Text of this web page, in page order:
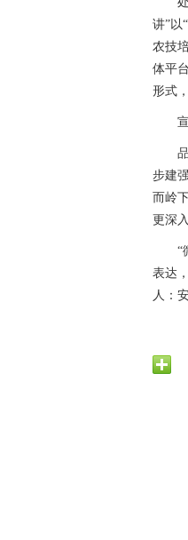
讲”以
农技
体平
形式
步建
而岭
更深
“
表达
人：